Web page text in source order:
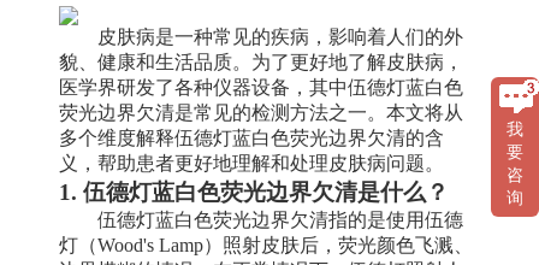
皮肤病是一种常见的疾病，影响着人们的外
貌、健康和生活品质。为了更好地了解皮肤病，
医学界研发了各种仪器设备，其中伍德灯蓝白色
荧光边界欠清是常见的检测方法之一。本文将从
多个维度解释伍德灯蓝白色荧光边界欠清的含
义，帮助患者更好地理解和处理皮肤病问题。
1. 伍德灯蓝白色荧光边界欠清是什么？
伍德灯蓝白色荧光边界欠清指的是使用伍德
灯（Wood's Lamp）照射皮肤后，荧光颜色飞溅、
我
要
咨
询